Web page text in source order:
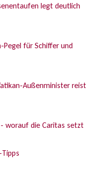
legt deutlich
Pegel für Schiffer und
Außenminister reist
worauf die Caritas setzt